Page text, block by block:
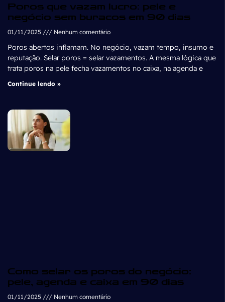
Poros que vazam lucro: pele e
negócio sem buracos em 90 dias
01/11/2025 Nenhum comentário
Poros abertos inflamam. No negócio, vazam tempo, insumo e
reputação. Selar poros = selar vazamentos. A mesma lógica que
trata poros na pele fecha vazamentos no caixa, na agenda e
Continue lendo »
Como selar os poros do negócio:
pele, agenda e caixa em 90 dias
01/11/2025 Nenhum comentário